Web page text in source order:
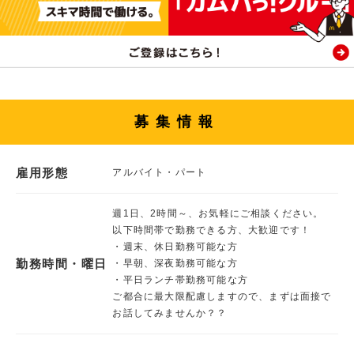
募集情報
雇用形態 アルバイト・パート
勤務時間・曜日
週1日、2時間～、お気軽にご相談ください。
以下時間帯で勤務できる方、大歓迎です！
・週末、休日勤務可能な方
・早朝、深夜勤務可能な方
・平日ランチ帯勤務可能な方
ご都合に最大限配慮しますので、まずは面接で
お話してみませんか？？